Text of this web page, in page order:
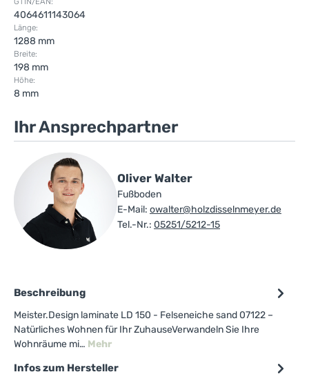
4064611143064
Länge:
1288 mm
Breite:
198 mm
Höhe:
8 mm
Ihr Ansprechpartner
Oliver Walter
Fußboden
E-Mail: owalter@holzdisselnmeyer.de
Tel.-Nr.: 05251/5212-15
Beschreibung
Meister.Design laminate LD 150 - Felseneiche sand 07122 –
Natürliches Wohnen für Ihr ZuhauseVerwandeln Sie Ihre
Wohnräume mi… Mehr
Infos zum Hersteller